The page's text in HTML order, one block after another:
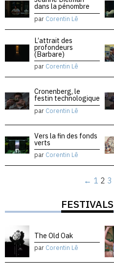
dans la pénombre
par Corentin Lê
L’attrait des
profondeurs
(Barbare)
par Corentin Lê
Cronenberg, le
festin technologique
par Corentin Lê
Vers la fin des fonds
verts
par Corentin Lê
← 1 2 3
FESTIVALS
The Old Oak
par Corentin Lê